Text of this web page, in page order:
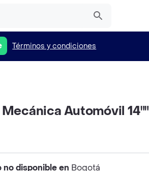
Términos y condiciones
Automóvil 14""
no disponible en Bogotá